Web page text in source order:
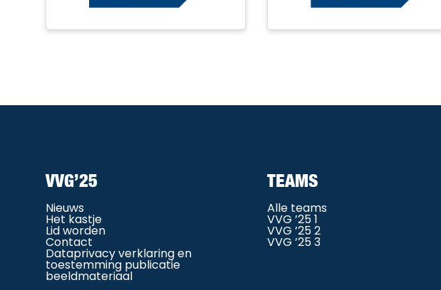
VVG’25
Nieuws
Het kastje
Lid worden
Contact
Dataprivacy verklaring en
toestemming publicatie
beeldmateriaal
TEAMS
Alle teams
VVG ’25 1
VVG ’25 2
VVG ’25 3